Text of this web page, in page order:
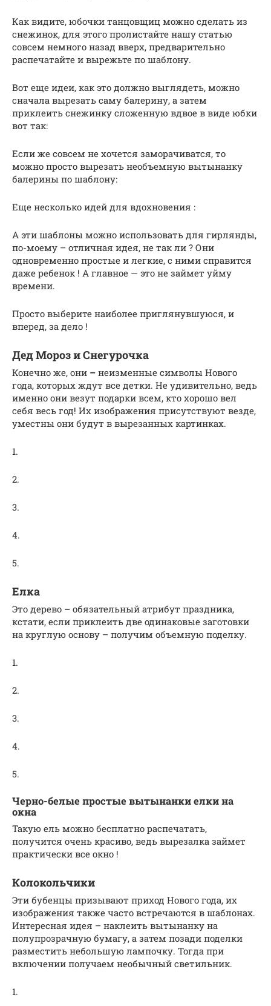
Как видите, юбочки танцовщиц можно сделать из
снежинок, для этого пролистайте нашу статью
совсем немного назад вверх, предварительно
распечатайте и вырежьте по шаблону.
Вот еще идеи, как это должно выглядеть, можно
сначала вырезать саму балерину, а затем
приклеить снежинку сложенную вдвое в виде юбки
вот так:
Если же совсем не хочется заморачиватся, то
можно просто вырезать необъемную вытынанку
балерины по шаблону:
Еще несколько идей для вдохновения :
А эти шаблоны можно использовать для гирлянды,
по-моему – отличная идея, не так ли ? Они
одновременно простые и легкие, с ними справится
даже ребенок ! А главное — это не займет уйму
времени.
Просто выберите наиболее приглянувшуюся, и
вперед, за дело !
Дед Мороз и Снегурочка
Конечно же, они – неизменные символы Нового
года, которых ждут все детки. Не удивительно, ведь
именно они везут подарки всем, кто хорошо вел
себя весь год! Их изображения присутствуют везде,
уместны они будут в вырезанных картинках.
1.
2.
3.
4.
5.
Елка
Это дерево – обязательный атрибут праздника,
кстати, если приклеить две одинаковые заготовки
на круглую основу – получим объемную поделку.
1.
2.
3.
4.
5.
Черно-белые простые вытынанки елки на
окна
Такую ель можно бесплатно распечатать,
получится очень красиво, ведь вырезалка займет
практически все окно !
Колокольчики
Эти бубенцы призывают приход Нового года, их
изображения также часто встречаются в шаблонах.
Интересная идея – наклеить вытынанку на
полупрозрачную бумагу, а затем позади поделки
разместить небольшую лампочку. Тогда при
включении получаем необычный светильник.
1.